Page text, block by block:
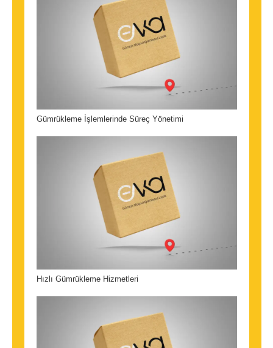
Gümrükleme İşlemlerinde Süreç Yönetimi
Hızlı Gümrükleme Hizmetleri